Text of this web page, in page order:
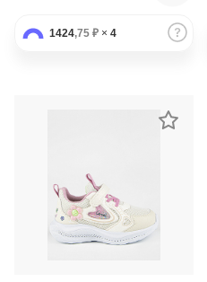
1424,75 ₽ × 4